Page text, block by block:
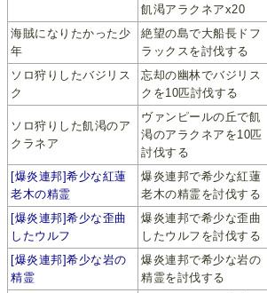
飢渇アラクネアx20
海賊になりたかった少
年
絶望の島で大船長ドフ
ラックスを討伐する
ソロ狩りしたバジリス
ク
忘却の幽林でバジリス
クを10匹討伐する
ソロ狩りした飢渇のア
クラネア
ヴァンピールの丘で飢
渇のアラクネアを10匹
討伐する
[爆炎連邦]希少な紅蓮
老木の精霊
爆炎連邦で希少な紅蓮
老木の精霊を討伐する
[爆炎連邦]希少な歪曲
したウルフ
爆炎連邦で希少な歪曲
したウルフを討伐する
[爆炎連邦]希少な岩の
精霊
爆炎連邦で希少な岩の
精霊を討伐する